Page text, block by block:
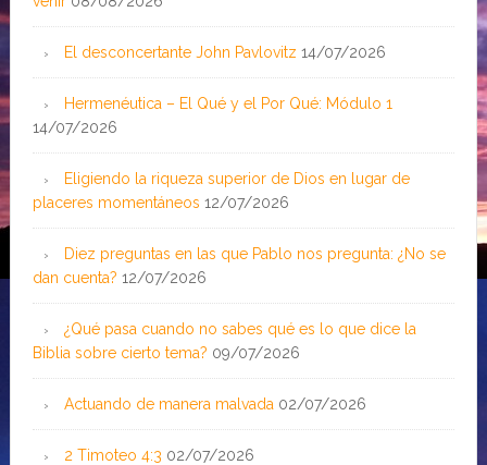
El desconcertante John Pavlovitz 14/07/2026
Hermenéutica – El Qué y el Por Qué: Módulo 1
14/07/2026
Eligiendo la riqueza superior de Dios en lugar de
placeres momentáneos 12/07/2026
Diez preguntas en las que Pablo nos pregunta: ¿No se
dan cuenta? 12/07/2026
¿Qué pasa cuando no sabes qué es lo que dice la
Biblia sobre cierto tema? 09/07/2026
Actuando de manera malvada 02/07/2026
2 Timoteo 4:3 02/07/2026